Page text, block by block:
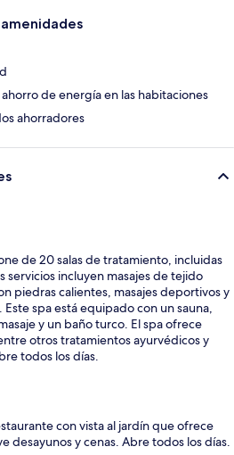
de energía en las habitaciones
ahorradores
de 20 salas de tratamiento, incluidas
servicios incluyen masajes de tejido
piedras calientes, masajes deportivos y
spa está equipado con un sauna,
y un baño turco. El spa ofrece
otros tratamientos ayurvédicos y
todos los días.
con vista al jardín que ofrece
desayunos y cenas. Abre todos los días.